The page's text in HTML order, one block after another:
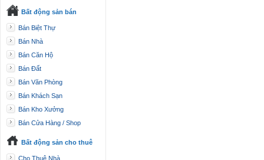
Bất động sản bán
Bán Biệt Thự
Bán Nhà
Bán Căn Hộ
Bán Đất
Bán Văn Phòng
Bán Khách Sạn
Bán Kho Xưởng
Bán Cửa Hàng / Shop
Bất động sản cho thuê
Cho Thuê Nhà